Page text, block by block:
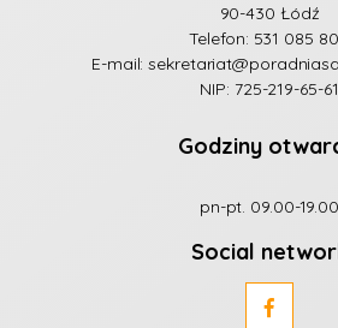
90-430 Łódź
Telefon: 531 085
E-mail:
NIP: 725-219-65-61
Godziny
pn-pt. 09.00-19.00
Social